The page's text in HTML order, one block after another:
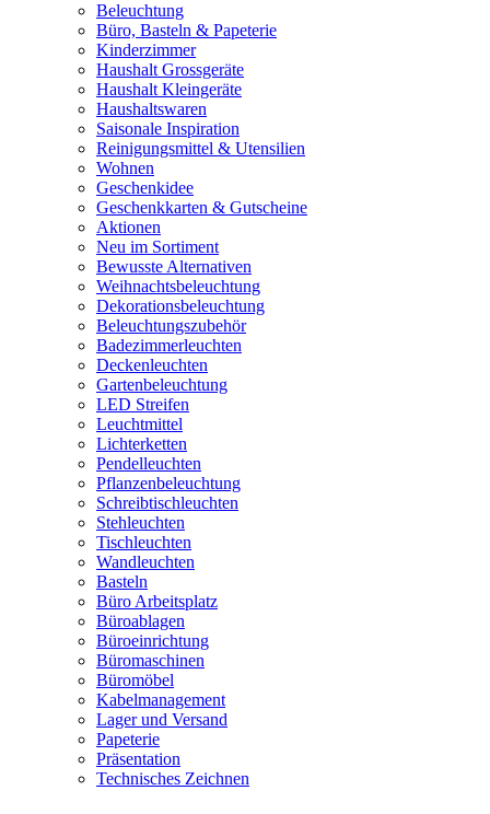
Beleuchtung
Büro, Basteln & Papeterie
Kinderzimmer
Haushalt Grossgeräte
Haushalt Kleingeräte
Haushaltswaren
Saisonale Inspiration
Reinigungsmittel & Utensilien
Wohnen
Geschenkidee
Geschenkkarten & Gutscheine
Aktionen
Neu im Sortiment
Bewusste Alternativen
Weihnachtsbeleuchtung
Dekorationsbeleuchtung
Beleuchtungszubehör
Badezimmerleuchten
Deckenleuchten
Gartenbeleuchtung
LED Streifen
Leuchtmittel
Lichterketten
Pendelleuchten
Pflanzenbeleuchtung
Schreibtischleuchten
Stehleuchten
Tischleuchten
Wandleuchten
Basteln
Büro Arbeitsplatz
Büroablagen
Büroeinrichtung
Büromaschinen
Büromöbel
Kabelmanagement
Lager und Versand
Papeterie
Präsentation
Technisches Zeichnen